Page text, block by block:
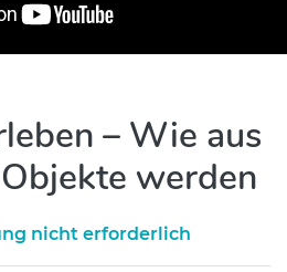
– Wie aus
werden
nicht erforderlich